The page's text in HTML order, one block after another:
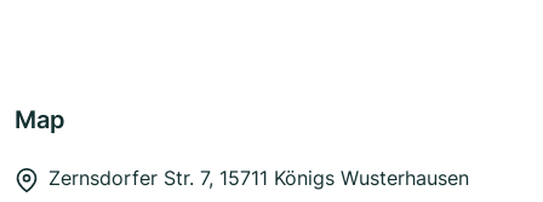
Map
Zernsdorfer Str. 7, 15711 Königs Wusterhausen